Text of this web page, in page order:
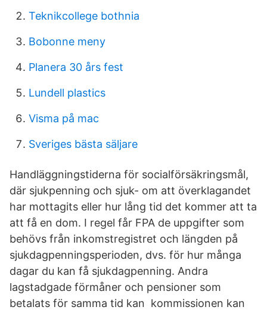
Teknikcollege bothnia
Bobonne meny
Planera 30 års fest
Lundell plastics
Visma på mac
Sveriges bästa säljare
Handläggningstiderna för socialförsäkringsmål,
där sjukpenning och sjuk- om att överklagandet
har mottagits eller hur lång tid det kommer att ta
att få en dom. I regel får FPA de uppgifter som
behövs från inkomstregistret och längden på
sjukdagpenningsperioden, dvs. för hur många
dagar du kan få sjukdagpenning. Andra
lagstadgade förmåner och pensioner som
betalats för samma tid kan kommissionen kan